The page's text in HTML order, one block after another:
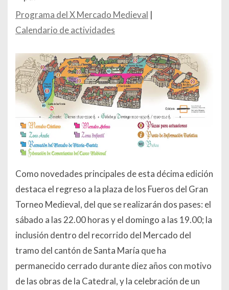
Programa del X Mercado Medieval |
Calendario de actividades
Como novedades principales de esta décima edición
destaca el regreso a la plaza de los Fueros del Gran
Torneo Medieval, del que se realizarán dos pases: el
sábado a las 22.00 horas y el domingo a las 19.00; la
inclusión dentro del recorrido del Mercado del
tramo del cantón de Santa María que ha
permanecido cerrado durante diez años con motivo
de las obras de la Catedral, y la celebración de un